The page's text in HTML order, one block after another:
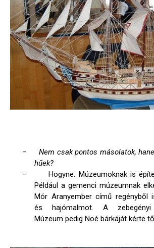
–
Nem csak pontos másolatok,
hűek?
–
Hogyne. Múzeumoknak is
Például a gemenci múzeumnak
Mór Aranyember című regényből
és hajómalmot. A zebegényi
Múzeum pedig Noé bárkáját kérte